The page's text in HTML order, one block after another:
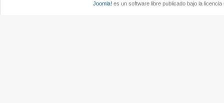
Joomla! es un software libre publicado bajo la licencia